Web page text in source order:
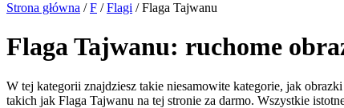
Strona główna /F /Flagi / Flaga Tajwanu
Flaga Tajwanu: ruchome
W tej kategorii znajdziesz takie niesamowite kategorie, jak
takich jak Flaga Tajwanu na tej stronie za darmo. Wszystkie